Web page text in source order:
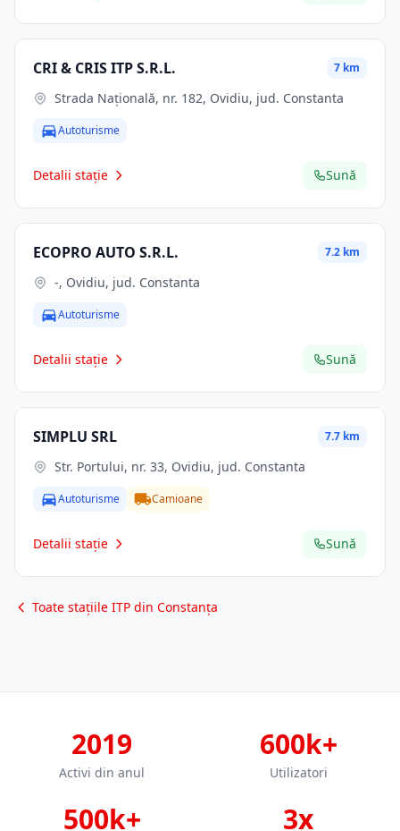
CRI & CRIS ITP S.R.L. 7 km
Strada Națională, nr. 182, Ovidiu, jud. Constanta
Autoturisme
Detalii stație Sună
ECOPRO AUTO S.R.L. 7.2 km
-, Ovidiu, jud. Constanta
Autoturisme
Detalii stație Sună
SIMPLU SRL 7.7 km
Str. Portului, nr. 33, Ovidiu, jud. Constanta
Autoturisme Camioane
Detalii stație Sună
Toate stațiile ITP din Constanța
2019
Activi din anul
600k+
Utilizatori
500k+ 3x